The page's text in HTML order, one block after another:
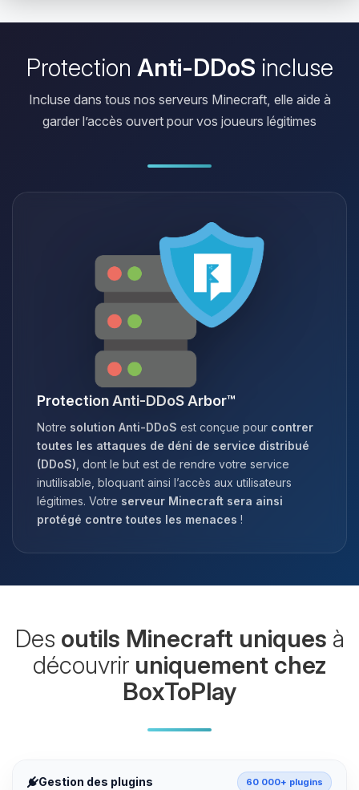
Protection Anti-DDoS incluse
Incluse dans tous nos serveurs Minecraft, elle aide à
garder l’accès ouvert pour vos joueurs légitimes
Protection Anti-DDoS Arbor™
Notre solution Anti-DDoS est conçue pour contrer
toutes les attaques de déni de service distribué
(DDoS) , dont le but est de rendre votre service
inutilisable, bloquant ainsi l’accès aux utilisateurs
légitimes. Votre serveur Minecraft sera ainsi
protégé contre toutes les menaces !
Des outils Minecraft uniques à
découvrir uniquement chez
BoxToPlay
Gestion des plugins 60 000+ plugins